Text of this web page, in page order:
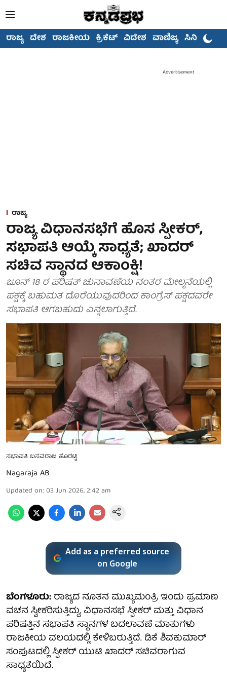
ರಾಜ್ಯ ದೇಶ ರಾಜಕೀಯ ಕ್ರಿಕೆಟ್ ವಿದೇಶ ವಾಣಿಜ್ಯ ಸಿನಿಮಾ
Advertisement
ರಾಜ್ಯ
ರಾಜ್ಯ ವಿಧಾನಸಭೆಗೆ ಹೊಸ ಸ್ಪೀಕರ್,
ಸಭಾಪತಿ ಆಯ್ಕೆ ಸಾಧ್ಯತೆ; ಖಾದರ್
ಸಚಿವ ಸ್ಥಾನದ ಆಕಾಂಕ್ಷಿ!
ಜೂನ್ 18 ರ ಪರಿಷತ್ ಚುನಾವಣೆಯ ನಂತರ ಮೇಲ್ಮನೆಯಲ್ಲಿ
ಪಕ್ಷಕ್ಕೆ ಬಹುಮತ ದೊರೆಯುವುದರಿಂದ ಕಾಂಗ್ರೆಸ್ ಪಕ್ಷದವರೇ
ಸಭಾಪತಿ ಆಗಬಹುದು ಎನ್ನಲಾಗುತ್ತಿದೆ.
ಸಭಾಪತಿ ಬಸವರಾಜ ಹೊರಟ್ಟಿ
Nagaraja AB
Updated on: 03 Jun 2026, 2:42 am
Add as a preferred source
on Google
ಬೆಂಗಳೂರು:ರಾಜ್ಯದ ನೂತನ ಮುಖ್ಯಮಂತ್ರಿ ಇಂದು ಪ್ರಮಾಣ
ವಚನ ಸ್ವೀಕರಿಸುತ್ತಿದ್ದು, ವಿಧಾನಸಭೆ ಸ್ಪೀಕರ್ ಮತ್ತು ವಿಧಾನ
ಪರಿಷತ್ತಿನ ಸಭಾಪತಿ ಸ್ಥಾನಗಳ ಬದಲಾವಣೆ ಮಾತುಗಳು
ರಾಜಕೀಯ ವಲಯದಲ್ಲಿ ಕೇಳಿಬರುತ್ತಿದೆ. ಡಿಕೆ ಶಿವಕುಮಾರ್
ಸಂಪುಟದಲ್ಲಿ ಸ್ಪೀಕರ್ ಯುಟಿ ಖಾದರ್ ಸಚಿವರಾಗುವ
ಸಾಧ್ಯತೆಯಿದೆ.